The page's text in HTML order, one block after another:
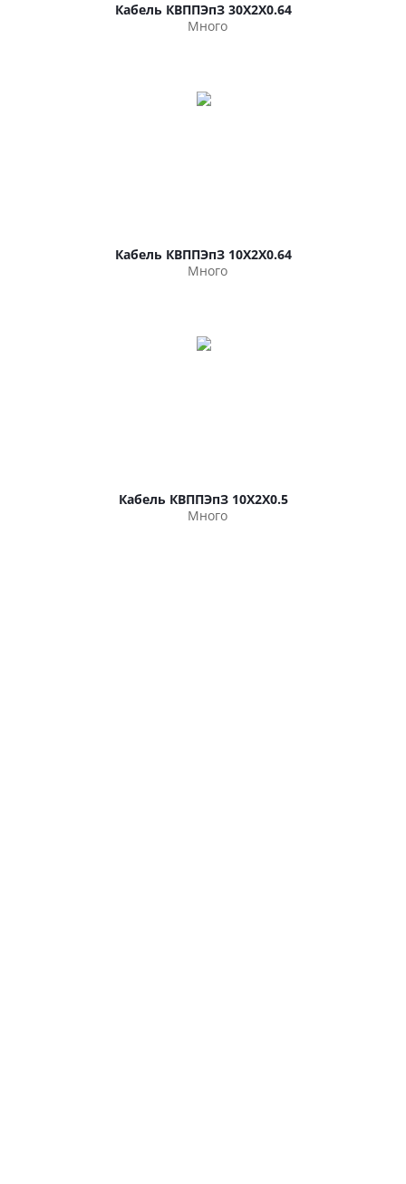
Кабель КВППЭпЗ 30Х2Х0.64
Много
Кабель КВППЭпЗ 10Х2Х0.64
Много
Кабель КВППЭпЗ 10Х2Х0.5
Много